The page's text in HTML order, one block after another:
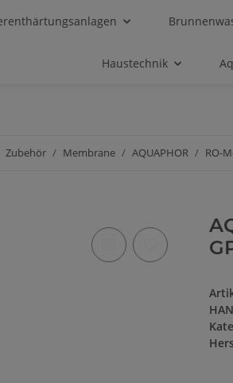
Haustechnik
Zubehör Membrane AQUAPHOR RO-